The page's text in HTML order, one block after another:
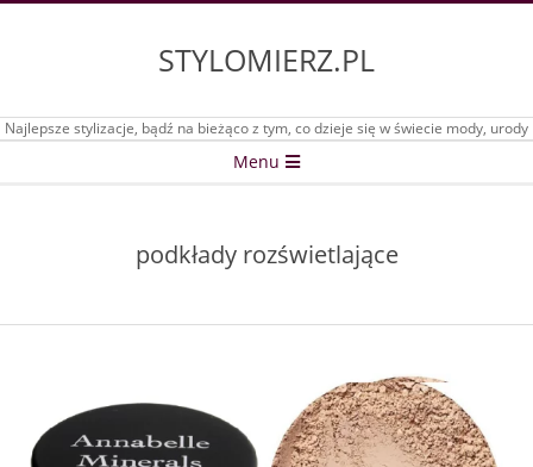
STYLOMIERZ.PL
Najlepsze stylizacje, bądź na bieżąco z tym, co dzieje się w świecie mody, urody
Menu
podkłady rozświetlające